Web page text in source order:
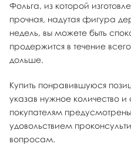
Фольга, из которой
прочная, надутая фигура
недель, вы можете быть
продержится в течение
дольше.
Купить понравившуюся
указав нужное количество
покупателям
удовольствием
вопросам.